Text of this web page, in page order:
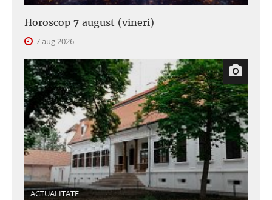
Horoscop 7 august (vineri)
7 aug 2026
ACTUALITATE